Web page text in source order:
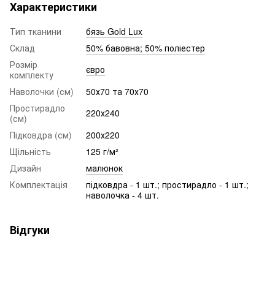
Характеристики
Тип тканини
бязь Gold Lux
Склад
50% бавовна; 50% поліестер
Розмір
комплекту
євро
Наволочки (см)
50х70 та 70х70
Простирадло
(см)
220х240
Підковдра (см)
200х220
Щільність
125 г/м²
Дизайн
малюнок
Комплектація
підковдра - 1 шт.; простирадло - 1 шт.;
наволочка - 4 шт.
Відгуки